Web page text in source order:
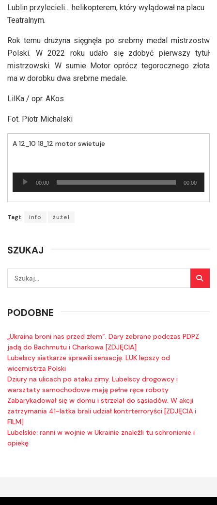
Lublin przylecieli… helikopterem, który wylądował na placu
Teatralnym.
Rok temu drużyna sięgnęła po srebrny medal mistrzostw
Polski. W 2022 roku udało się zdobyć pierwszy tytuł
mistrzowski. W sumie Motor oprócz tegorocznego złota
ma w dorobku dwa srebrne medale.
LilKa / opr. AKos
Fot. Piotr Michalski
A 12_10 18_12 motor swietuje
Odtwarzacz
plików
00:00 00:00
Tagi: info żużel
SZUKAJ
PODOBNE
„Ukraina broni nas przed złem”. Dary zebrane podczas PDPZ
jadą do Bachmutu i Charkowa [ZDJĘCIA]
Lubelscy siatkarze sprawili sensację. LUK lepszy od
wicemistrza Polski
Dziury na ulicach po ataku zimy. Lubelscy drogowcy i
warsztaty samochodowe mają pełne ręce roboty
Zabarykadował się w domu i strzelał do sąsiadów. W akcji
zatrzymania 41-latka brali udział kontrterroryści [ZDJĘCIA i
FILM]
Lubelskie: ranni w wojnie w Ukrainie znaleźli tu schronienie i
opiekę